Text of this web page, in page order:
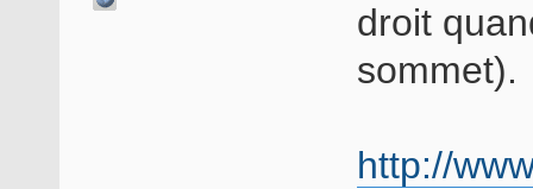
droit
sommet).
http://